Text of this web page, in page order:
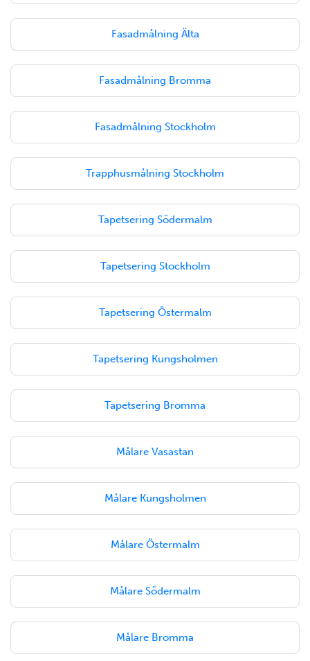
Fasadmålning Älta
Fasadmålning Bromma
Fasadmålning Stockholm
Trapphusmålning Stockholm
Tapetsering Södermalm
Tapetsering Stockholm
Tapetsering Östermalm
Tapetsering Kungsholmen
Tapetsering Bromma
Målare Vasastan
Målare Kungsholmen
Målare Östermalm
Målare Södermalm
Målare Bromma